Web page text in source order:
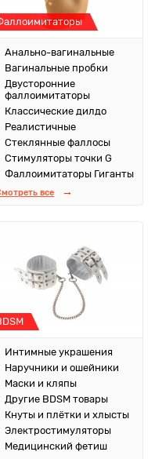
Анально-вагинальные
Вагинальные пробки
Двусторонние
фаллоимитаторы
Классические дилдо
Реалистичные
Стеклянные фаллосы
Стимуляторы точки G
Фаллоимитаторы Гиганты
все
Интимные украшения
Наручники и ошейники
Маски и кляпы
Другие BDSM товары
Кнуты и плётки и хлысты
Электростимуляторы
Медицинский фетиш